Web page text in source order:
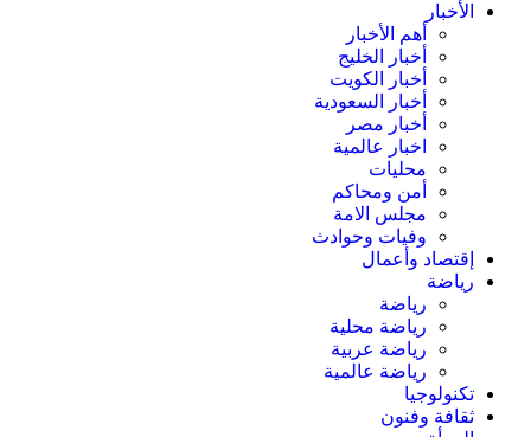
الأخبار
أهم الأخبار
أخبار الخليج
أخبار الكويت
أخبار السعودية
أخبار مصر
اخبار عالمية
محليات
أمن ومحاكم
مجلس الامة
وفيات وحوادث
إقتصاد وأعمال
رياضة
رياضة
رياضة محلية
رياضة عربية
رياضة عالمية
تكنولوجيا
ثقافة وفنون